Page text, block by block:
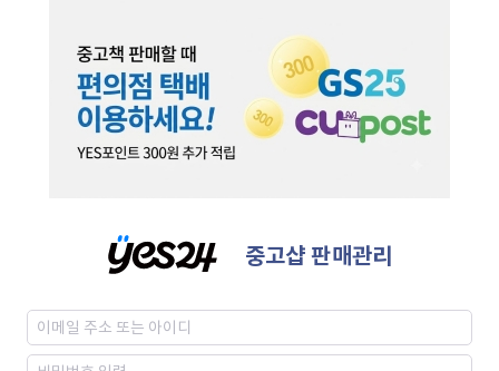
중고샵 판매관리